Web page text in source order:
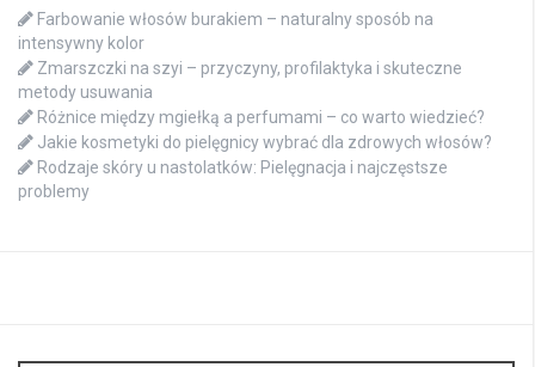
Farbowanie włosów burakiem – naturalny sposób na
intensywny kolor
Zmarszczki na szyi – przyczyny, profilaktyka i skuteczne
metody usuwania
Różnice między mgiełką a perfumami – co warto wiedzieć?
Jakie kosmetyki do pielęgnicy wybrać dla zdrowych włosów?
Rodzaje skóry u nastolatków: Pielęgnacja i najczęstsze
problemy